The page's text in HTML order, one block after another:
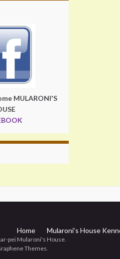
MULARONI'S
Home Mularoni’s House
pei Mularoni's House.
Themes.